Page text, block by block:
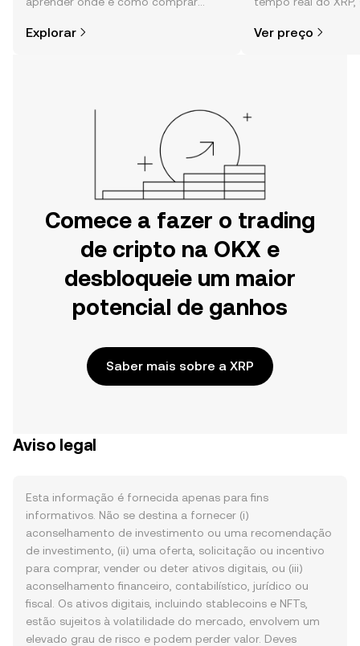
Começa a tua viagem na aplicação
Explorar Ver preço
Comece a fazer o trading
de cripto na OKX e
desbloqueie um maior
potencial de ganhos
Saber mais sobre a XRP
Aviso legal
Esta informação é fornecida apenas para fins
informativos. Não se destina a fornecer (i)
aconselhamento de investimento ou uma recomendação
de investimento, (ii) uma oferta, solicitação ou incentivo
para comprar, vender ou deter ativos digitais, ou (iii)
aconselhamento financeiro, contabilístico, jurídico ou
fiscal. Os ativos digitais, incluindo stablecoins e NFTs,
estão sujeitos à volatilidade do mercado, envolvem um
elevado grau de risco e podem perder valor. Deves